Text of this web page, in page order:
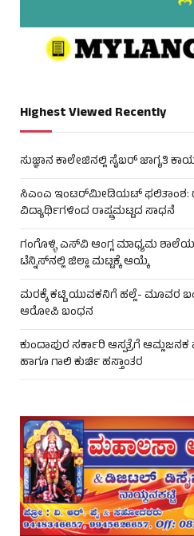
Highest Viewed Recently
ಸುಜ್ಞಾನ ಕಾಲೇಜಿನಲ್ಲಿ ಸೈಬರ್ ಜಾಗೃತಿ
ಸಿಎಂಎ ಇಂಟರ್‌ಮೀಡಿಯಟ್ ಫಲಿತಾಂಶ:
ವಿದ್ಯಾರ್ಥಿಗಳಿಂದ ರಾಷ್ಟ್ರಮಟ್ಟದ ಸಾಧನೆ
ಗಂಗೊಳ್ಳಿ ಎಸ್‌ವಿ ಆಂಗ್ಲ ಮಾಧ್ಯಮ
ಟೆನ್ನಿಸ್‌ನಲ್ಲಿ ಜಿಲ್ಲಾ ಮಟ್ಟಕ್ಕೆ ಆಯ್ಕೆ
ಮರಕ್ಕೆ ಕಟ್ಟಿ ಯುವಕನಿಗೆ ಹಲ್ಲೆ- ಮೂವರ
ಆರೋಪಿ ಬಂಧನ
ಕುಂದಾಪುರ ಸರ್ಕಾರಿ ಆಸ್ಪತ್ರೆಗೆ
ಹಾಗೂ ಗಾಲಿ ಕುರ್ಚಿ ಹಸ್ತಾಂತರ